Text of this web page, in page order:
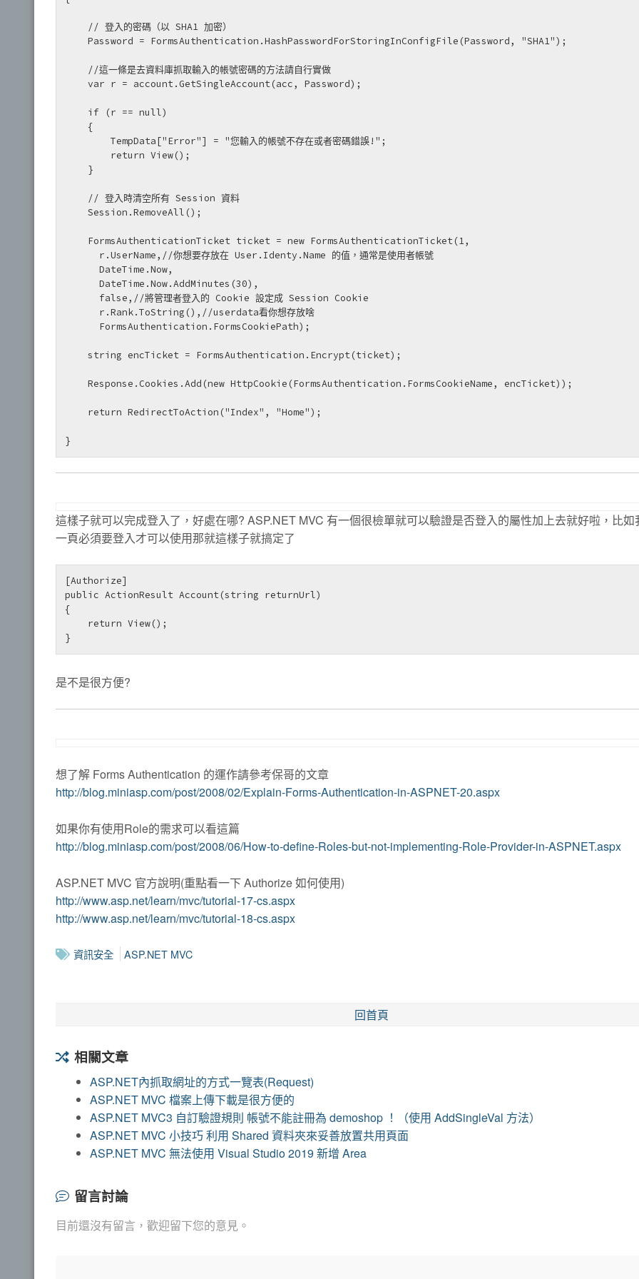
Password = FormsAuthentication.HashPasswordForStoringInConfigFile(Password, "SHA1");
//這一條是去資料庫抓取輸入的帳號密碼的方法請自行實做
var r = account.GetSingleAccount(acc, Password);
if (r == null)
{
TempData["Error"] = "您輸入的帳號不存在或者密碼錯誤!";
return View();
}
// 登入時清空所有 Session 資料
Session.RemoveAll();
FormsAuthenticationTicket ticket = new FormsAuthenticationTicket(1,
r.UserName,//你想要存放在 User.Identy.Name 的值，通常是使用者帳號
DateTime.Now,
DateTime.Now.AddMinutes(30),
false,//將管理者登入的 Cookie 設定成 Session Cookie
r.Rank.ToString(),//userdata看你想存放啥
FormsAuthentication.FormsCookiePath);
string encTicket = FormsAuthentication.Encrypt(ticket);
Response.Cookies.Add(new HttpCookie(FormsAuthentication.FormsCookieName, encTicket));
return RedirectToAction("Index", "Home");
}
這樣子就可以完成登入了，好處在哪? ASP.NET MVC 有一個很檢單就可以驗證是否登入的屬性加上去就好啦，比如
一頁必須要登入才可以使用那就這樣子就搞定了
[Authorize]
public ActionResult Account(string returnUrl)
{
}
是不是很方便?
想了解 Forms Authentication 的運作請參考保哥的文章
http://blog.miniasp.com/post/2008/02/Explain-Forms-Authentication-in-ASPNET-20.aspx
如果你有使用Role的需求可以看這篇
http://blog.miniasp.com/post/2008/06/How-to-define-Roles-but-not-implementing-Role-Provider-in-ASPNET.aspx
ASP.NET MVC 官方說明(重點看一下 Authorize 如何使用)
http://www.asp.net/learn/mvc/tutorial-17-cs.aspx
http://www.asp.net/learn/mvc/tutorial-18-cs.aspx
資訊安全 ASP.NET MVC
回首頁
相關文章
ASP.NET內抓取網址的方式一覽表(Request)
ASP.NET MVC 檔案上傳下載是很方便的
ASP.NET MVC3 自訂驗證規則 帳號不能註冊為 demoshop ！（使用 AddSingleVal 方法）
ASP.NET MVC 小技巧 利用 Shared 資料夾來妥善放置共用頁面
ASP.NET MVC 無法使用 Visual Studio 2019 新增 Area
留言討論
目前還沒有留言，歡迎留下您的意見。